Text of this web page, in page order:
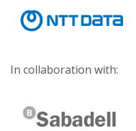
In collaboration with: